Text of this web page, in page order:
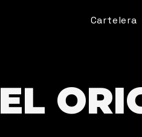
Cartelera
EL